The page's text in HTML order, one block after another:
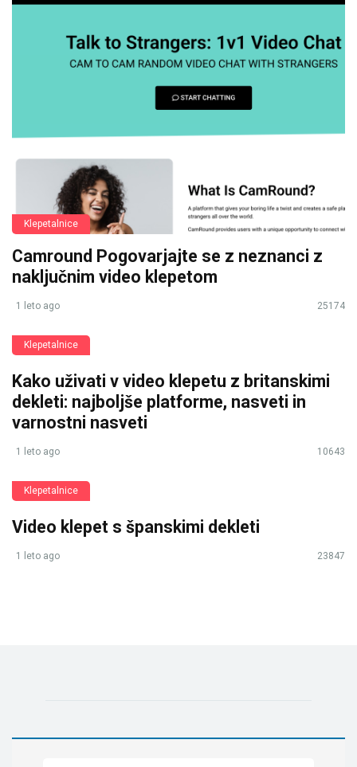
Klepetalnice
Camround Pogovarjajte se z neznanci z
naključnim video klepetom
1 leto ago 25174
Klepetalnice
Kako uživati v video klepetu z britanskimi
dekleti: najboljše platforme, nasveti in
varnostni nasveti
1 leto ago 10643
Klepetalnice
Video klepet s španskimi dekleti
1 leto ago 23847